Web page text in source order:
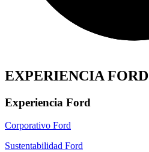
EXPERIENCIA FORD
Experiencia Ford
Corporativo Ford
Sustentabilidad Ford